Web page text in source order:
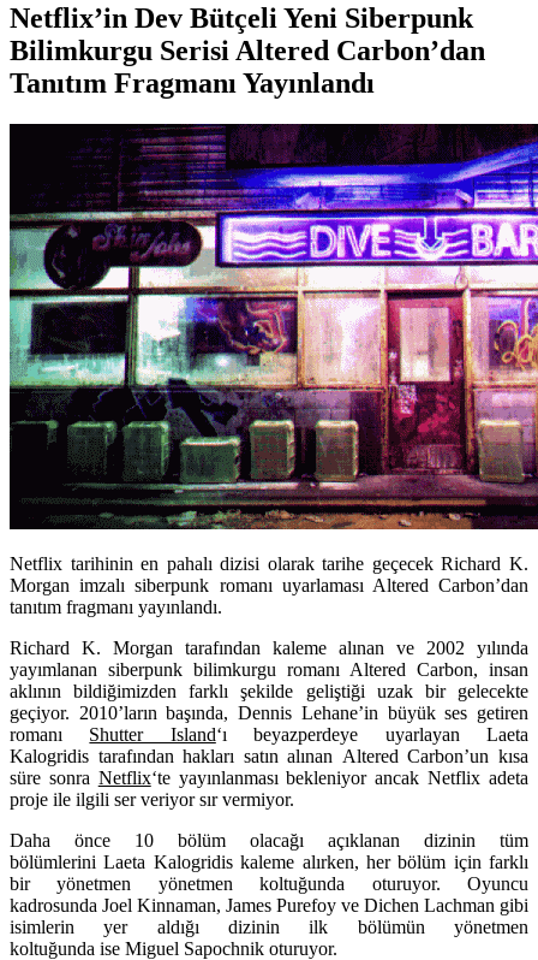
Netflix’in Dev Bütçeli Yeni Siberpunk
Bilimkurgu Serisi Altered Carbon’dan
Tanıtım Fragmanı Yayınlandı
Netflix tarihinin en pahalı dizisi olarak tarihe geçecek Richard K.
Morgan imzalı siberpunk romanı uyarlaması Altered Carbon’dan
tanıtım fragmanı yayınlandı.
Richard K. Morgan tarafından kaleme alınan ve 2002 yılında
yayımlanan siberpunk bilimkurgu romanı Altered Carbon, insan
aklının bildiğimizden farklı şekilde geliştiği uzak bir gelecekte
geçiyor. 2010’ların başında, Dennis Lehane’in büyük ses getiren
romanı Shutter Island‘ı beyazperdeye uyarlayanLaeta
Kalogridis tarafından hakları satın alınan Altered Carbon’un kısa
süre sonra Netflix‘te yayınlanması bekleniyor ancak Netflix adeta
proje ile ilgili ser veriyor sır vermiyor.
Daha önce 10 bölüm olacağı açıklanan dizinin tüm
bölümlerini Laeta Kalogridis kaleme alırken, her bölüm için farklı
bir yönetmen yönetmen koltuğunda oturuyor. Oyuncu
kadrosunda Joel Kinnaman, James Purefoy ve Dichen Lachman gibi
isimlerin yer aldığı dizinin ilk bölümün yönetmen
koltuğunda ise Miguel Sapochnik oturuyor.